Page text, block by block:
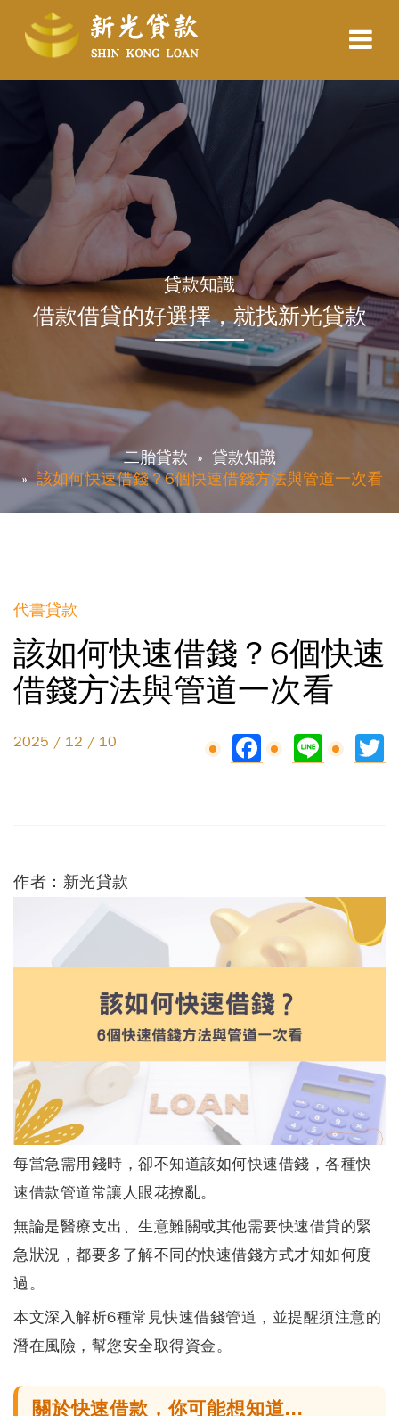
貸款知識
借款借貸的好選擇，就找新光貸款
二胎貸款
貸款知識
該如何快速借錢？6個快速借錢方法與管道一次看
代書貸款
該如何快速借錢？6個快速
借錢方法與管道一次看
2025 / 12 / 10 FacebookLine
作者：新光貸款
每當急需用錢時，卻不知道該如何快速借錢，各種快
速借款管道常讓人眼花撩亂。
無論是醫療支出、生意難關或其他需要快速借貸的緊
急狀況，都要多了解不同的快速借錢方式才知如何度
過。
本文深入解析6種常見快速借錢管道 ，並提醒須注意的
潛在風險，幫您安全取得資金。
關於快速借款，你可能想知道...